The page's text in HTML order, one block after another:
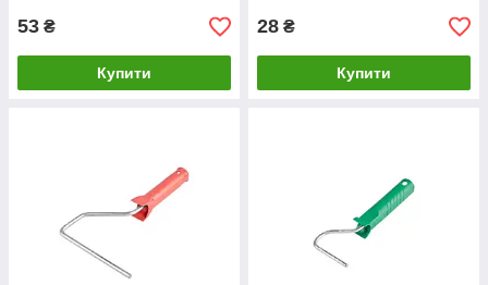
53 ₴
Купити
28 ₴
Купити